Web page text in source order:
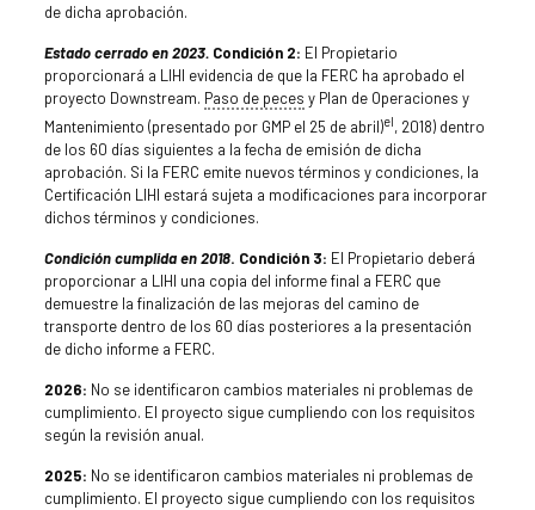
de dicha aprobación.
Estado cerrado en 2023.Condición 2: El Propietario
proporcionará a LIHI evidencia de que la FERC ha aprobado el
proyecto Downstream. Paso de peces y Plan de Operaciones y
Mantenimiento (presentado por GMP el 25 de abril)el, 2018) dentro
de los 60 días siguientes a la fecha de emisión de dicha
aprobación. Si la FERC emite nuevos términos y condiciones, la
Certificación LIHI estará sujeta a modificaciones para incorporar
dichos términos y condiciones.
Condición cumplida en 2018. Condición 3: El Propietario deberá
proporcionar a LIHI una copia del informe final a FERC que
demuestre la finalización de las mejoras del camino de
transporte dentro de los 60 días posteriores a la presentación
de dicho informe a FERC.
2026: No se identificaron cambios materiales ni problemas de
cumplimiento. El proyecto sigue cumpliendo con los requisitos
según la revisión anual.
2025: No se identificaron cambios materiales ni problemas de
cumplimiento. El proyecto sigue cumpliendo con los requisitos